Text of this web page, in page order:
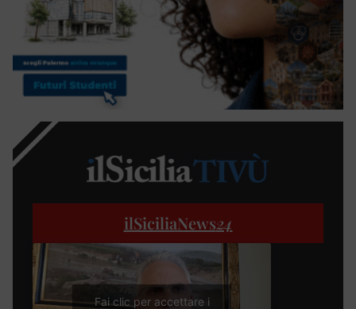
ilSiciliaNews24
Fai clic per accettare i